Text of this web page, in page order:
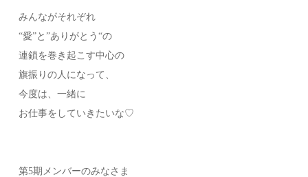
みんながそれぞれ
“愛”と”ありがとう“の
連鎖を巻き起こす中心の
旗振りの人になって、
今度は、一緒に
お仕事をしていきたいな♡
第5期メンバーのみなさま